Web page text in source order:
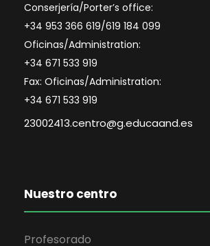
Conserjería/Porter’s office:
+34 953 366 619/619 184 099
Oficinas/Administration:
+34 671 533 919
Fax: Oficinas/Administration:
+34 671 533 919
23002413.centro@g.educaand.es
Nuestro centro
Profesorado